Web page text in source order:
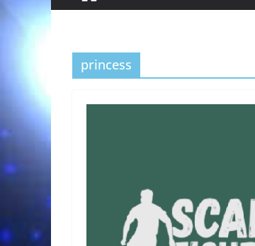
princess